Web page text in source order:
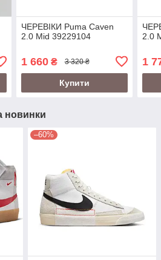
ЧЕРЕВІКИ Puma Caven
2.0 Mid 39229104
1 660₴ 3 320 ₴
Купити
2.0
1
новинки
–60%